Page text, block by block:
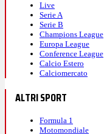
Live
Serie A
Serie B
Champions League
Europa League
Conference League
Calcio Estero
Calciomercato
ALTRI SPORT
Formula 1
Motomondiale